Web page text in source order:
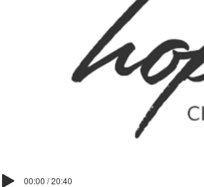
00:00 / 20:40